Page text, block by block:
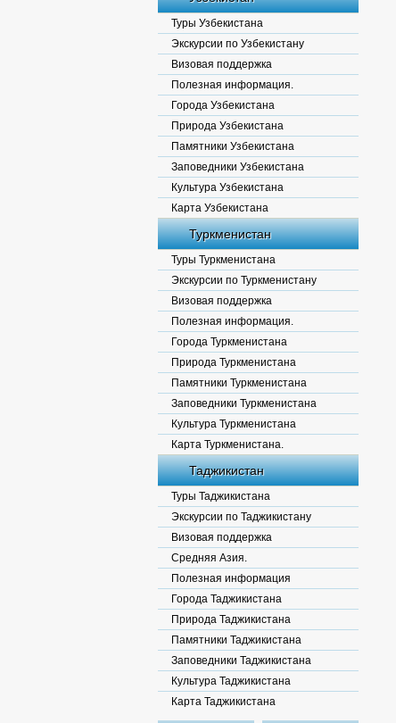
Туры Узбекистана
Экскурсии по Узбекистану
Визовая поддержка
Полезная информация.
Города Узбекистана
Природа Узбекистана
Памятники Узбекистана
Заповедники Узбекистана
Культура Узбекистана
Карта Узбекистана
Туркменистан
Туры Туркменистана
Экскурсии по Туркменистану
Визовая поддержка
Полезная информация.
Города Туркменистана
Природа Туркменистана
Памятники Туркменистана
Заповедники Туркменистана
Культура Туркменистана
Карта Туркменистана.
Таджикистан
Туры Таджикистана
Экскурсии по Таджикистану
Визовая поддержка
Средняя Азия.
Полезная информация
Города Таджикистана
Природа Таджикистана
Памятники Таджикистана
Заповедники Таджикистана
Культура Таджикистана
Карта Таджикистана